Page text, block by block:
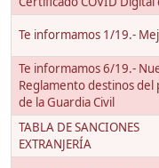
Te informamos 1/19.-
Te informamos 6/19.-
Reglamento destinos del
de la Guardia Civil
TABLA DE SANCIONES
EXTRANJERÍA